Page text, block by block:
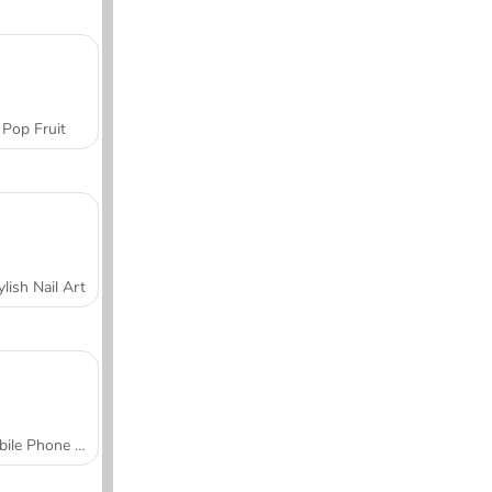
Pop Fruit
Nail Art
Mobile Phone Case Design & DIY